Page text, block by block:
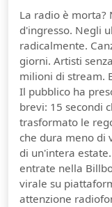
La radio è morta?
d'ingresso. Negli
radicalmente.
giorni. Artisti
milioni di stream.
Il pubblico ha
brevi: 15 secondi
trasformato le
che dura meno di
di un'intera
entrate nella
virale su
attenzione